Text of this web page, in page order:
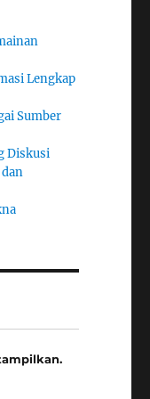
Lengkap
Sumber
Diskusi